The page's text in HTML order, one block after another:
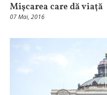
Mişcarea care dă viaţă
07 Mai, 2016